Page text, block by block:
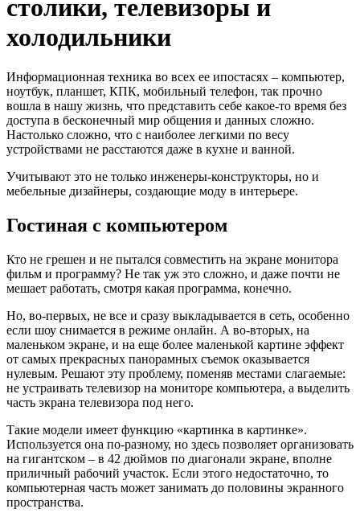
столики, телевизоры и
холодильники
Информационная техника во всех ее ипостасях – компьютер,
ноутбук, планшет, КПК, мобильный телефон, так прочно
вошла в нашу жизнь, что представить себе какое-то время без
доступа в бесконечный мир общения и данных сложно.
Настолько сложно, что с наиболее легкими по весу
устройствами не расстаются даже в кухне и ванной.
Учитывают это не только инженеры-конструкторы, но и
мебельные дизайнеры, создающие моду в интерьере.
Гостиная с компьютером
Кто не грешен и не пытался совместить на экране монитора
фильм и программу? Не так уж это сложно, и даже почти не
мешает работать, смотря какая программа, конечно.
Но, во-первых, не все и сразу выкладывается в сеть, особенно
если шоу снимается в режиме онлайн. А во-вторых, на
маленьком экране, и на еще более маленькой картине эффект
от самых прекрасных панорамных съемок оказывается
нулевым. Решают эту проблему, поменяв местами слагаемые:
не устраивать телевизор на мониторе компьютера, а выделить
часть экрана телевизора под него.
Такие модели имеет функцию «картинка в картинке».
Используется она по-разному, но здесь позволяет организовать
на гигантском – в 42 дюймов по диагонали экране, вполне
приличный рабочий участок. Если этого недостаточно, то
компьютерная часть может занимать до половины экранного
пространства.